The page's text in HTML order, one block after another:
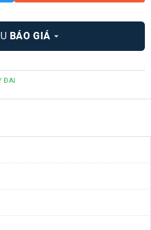
BÁO GIÁ
ĐAI